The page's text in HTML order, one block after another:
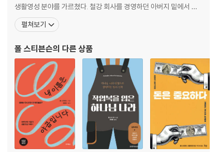
생활영성 분야를 가르쳤다. 철강 회사를 경영하던 아버지 밑에서 잡
역부, 회계, 사무직 등을 두루 경험했고, 목수 일을 배워 건설업 분야
에서 일하며 자비량 목사로 교회를 섬기기도 했다. 이 경험을 통해 그
강조했다. 저서로는 「21세기 위한 평신도
펼쳐보기
폴 스티븐슨의 다른 상품